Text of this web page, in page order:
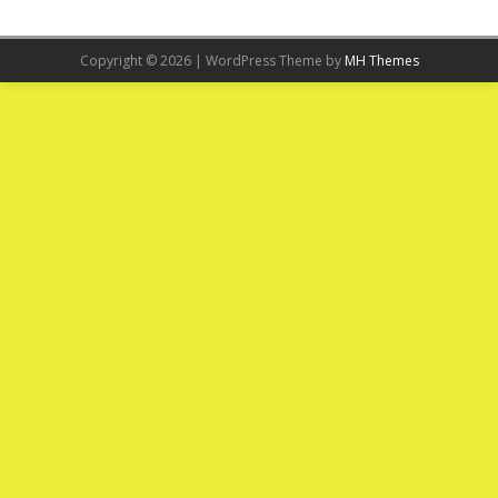
Copyright © 2026 | WordPress Theme by MH Themes